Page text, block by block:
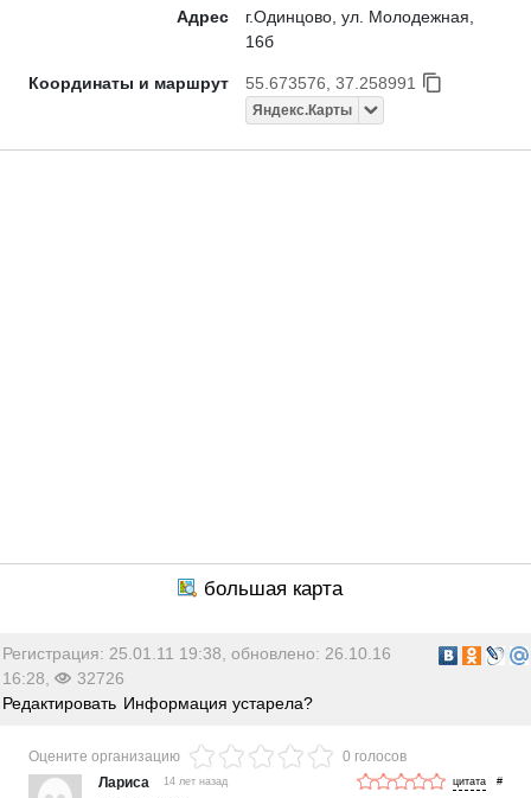
Адрес
г.Одинцово, ул. Молодежная,
16б
Координаты и маршрут 55.673576, 37.258991
Яндекс.Карты
Регистрация: 25.01.11 19:38, обновлено: 26.10.16
16:28,
32726
Редактировать Информация устарела?
Оцените организацию
0 голосов
Лариса
14 лет назад #